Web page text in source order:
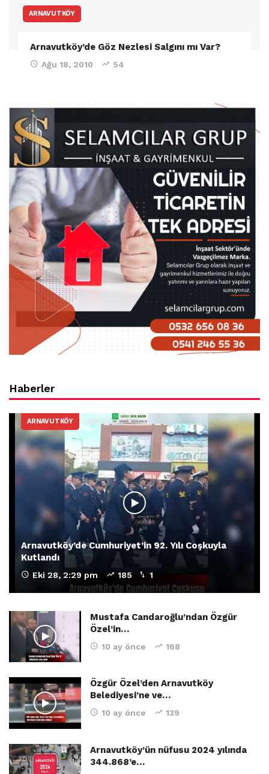
ARNAVUTKÖY
Arnavutköy’de Göz Nezlesi Salgını mı Var?
Ağu 18, 2010 54
Haberler
ARNAVUTKÖY
Arnavutköy’de Cumhuriyet’in 92. Yılı Coşkuyla
Kutlandı
Eki 28, 2:29 pm 185 1
Mustafa Candaroğlu’ndan Özgür
Özel’in…
10 ay önce 168
Özgür Özel’den Arnavutköy
Belediyesi’ne ve…
10 ay önce 139
Arnavutköy’ün nüfusu 2024 yılında
344.868’e…